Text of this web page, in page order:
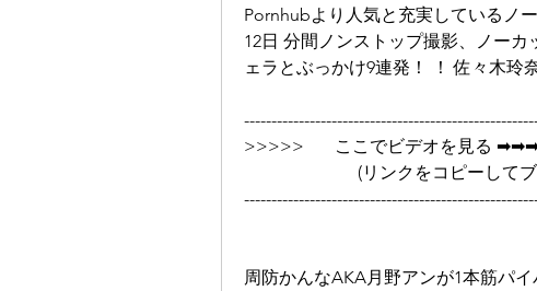
Pornhubより人気と充実しているノ
12日 分間ノンストップ撮影、ノー
ェラとぶっかけ9連発！ ！ 佐々木玲
>>>>>       ここでビデオを見る
(リン
周防かんなAKA月野アンが1本筋パ